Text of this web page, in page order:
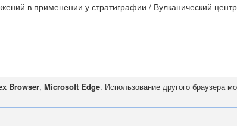
в применении у стратиграфии / Вулканический
Browser, Microsoft Edge. Использование другого браузера